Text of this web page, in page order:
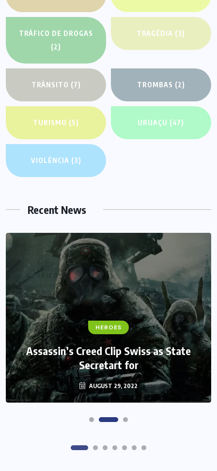
TRÁFICO DE DROGAS
(2)
TRAGÉDIA (3)
TRÂNSITO (7) TROMBAS (2)
TURISMO (5) URUAÇU (47)
VIOLÊNCIA (3)
Recent News
FANTASY
Monster Jam Titans success farms their
efforts
AUGUST 29, 2022